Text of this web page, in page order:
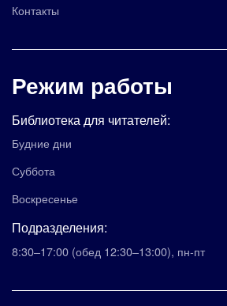
Контакты
Режим работы
Библиотека для читателей:
Будние дни
Суббота
Воскресенье
Подразделения:
8:30–17:00 (обед 12:30–13:00), пн-пт